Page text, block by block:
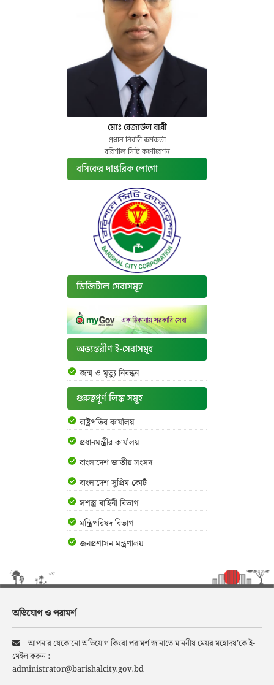
মোঃ রেজাউল বারী
প্রধান নির্বাহী কর্মকর্তা
বরিশাল সিটি কর্পোরেশন
বসিকের দাপ্তরিক লোগো
ডিজিটাল সেবাসমূহ
অভ্যন্তরীণ ই-সেবাসমূহ
জন্ম ও মৃত্যু নিবন্ধন
গুরুত্বপূর্ণ লিঙ্ক সমূহ
রাষ্ট্রপতির কার্যালয়
প্রধানমন্ত্রীর কার্যালয়
বাংলাদেশ জাতীয় সংসদ
বাংলাদেশ সুপ্রিম কোর্ট
সশস্ত্র বাহিনী বিভাগ
মন্ত্রিপরিষদ বিভাগ
জনপ্রশাসন মন্ত্রণালয়
অভিযোগ ও পরামর্শ
আপনার যেকোনো অভিযোগ কিংবা পরামর্শ জানাতে মাননীয় মেয়র মহোদয়’কে ই-
মেইল করুন :
administrator@barishalcity.gov.bd